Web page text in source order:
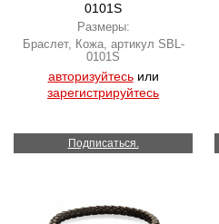
0101S
Размеры:
Браслет, Кожа, артикул SBL-
0101S
авторизуйтесьили
зарегистрируйтесь
Подписаться.